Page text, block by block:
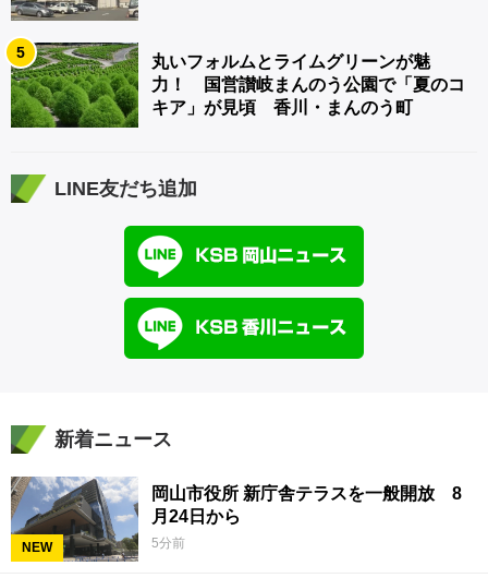
5
丸いフォルムとライムグリーンが魅
力！ 国営讃岐まんのう公園で「夏のコ
キア」が見頃 香川・まんのう町
LINE友だち追加
新着ニュース
NEW
岡山市役所 新庁舎テラスを一般開放 8
月24日から
5分前